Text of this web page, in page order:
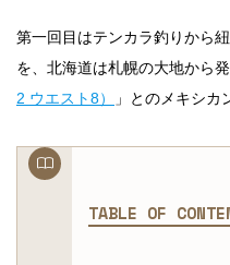
第一回目はテンカラ釣りから
を、北海道は札幌の大地から
2 ウエスト8）
」とのメキシカ
TABLE OF